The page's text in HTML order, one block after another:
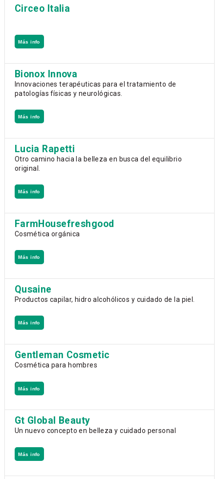
Circeo Italia
Más info
Bionox Innova
Innovaciones terapéuticas para el tratamiento de
patologías físicas y neurológicas.
Más info
Lucia Rapetti
Otro camino hacia la belleza en busca del equilibrio
original.
Más info
FarmHousefreshgood
Cosmética orgánica
Más info
Qusaine
Productos capilar, hidro alcohólicos y cuidado de la piel.
Más info
Gentleman Cosmetic
Cosmética para hombres
Más info
Gt Global Beauty
Un nuevo concepto en belleza y cuidado personal
Más info